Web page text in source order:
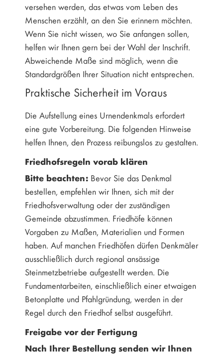
versehen werden, das etwas vom Leben des
Menschen erzählt, an den Sie erinnern möchten.
Wenn Sie nicht wissen, wo Sie anfangen sollen,
helfen wir Ihnen gern bei der Wahl der Inschrift.
Abweichende Maße sind möglich, wenn die
Standardgrößen Ihrer Situation nicht entsprechen.
Praktische Sicherheit im Voraus
Die Aufstellung eines Urnendenkmals erfordert
eine gute Vorbereitung. Die folgenden Hinweise
helfen Ihnen, den Prozess reibungslos zu gestalten.
Friedhofsregeln vorab klären
Bitte beachten: Bevor Sie das Denkmal
bestellen, empfehlen wir Ihnen, sich mit der
Friedhofsverwaltung oder der zuständigen
Gemeinde abzustimmen. Friedhöfe können
Vorgaben zu Maßen, Materialien und Formen
haben. Auf manchen Friedhöfen dürfen Denkmäler
ausschließlich durch regional ansässige
Steinmetzbetriebe aufgestellt werden. Die
Fundamentarbeiten, einschließlich einer etwaigen
Betonplatte und Pfahlgründung, werden in der
Regel durch den Friedhof selbst ausgeführt.
Freigabe vor der Fertigung
Nach Ihrer Bestellung senden wir Ihnen